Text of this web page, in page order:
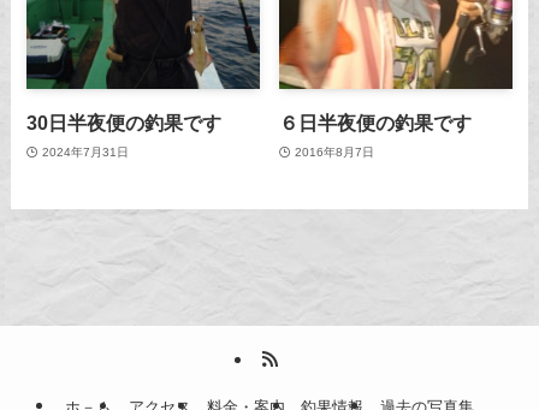
30日半夜便の釣果です
2024年7月31日
６日半夜便の釣果です
2016年8月7日